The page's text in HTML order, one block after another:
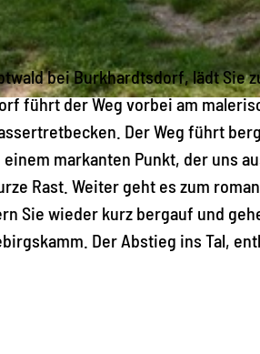
bei Burkhardtsdorf, lädt Sie
führt der Weg vorbei am
Der Weg führt
markanten Punkt, der uns
Rast. Weiter geht es zum
Sie wieder kurz bergauf und
Der Abstieg ins Tal,